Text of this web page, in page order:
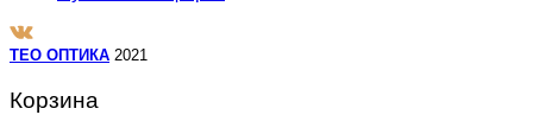
TEO ОПТИКА 2021
Корзина